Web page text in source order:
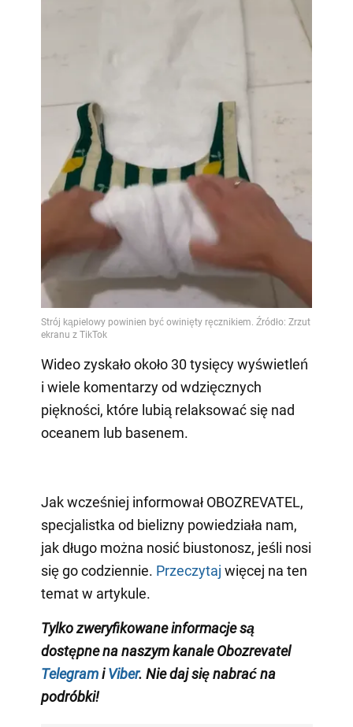
Wideo zyskało około 30 tysięcy wyświetleń
i wiele komentarzy od wdzięcznych
piękności, które lubią relaksować się nad
oceanem lub basenem.
Jak wcześniej informował OBOZREVATEL,
specjalistka od bielizny powiedziała nam,
jak długo można nosić biustonosz, jeśli nosi
się go codziennie. Przeczytaj więcej na ten
temat w artykule.
Tylko zweryfikowane informacje są
dostępne na naszym kanale Obozrevatel
TelegramiViber. Nie daj się nabrać na
podróbki!